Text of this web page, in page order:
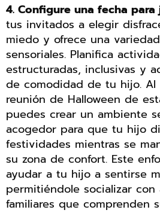
4. Configure una fecha para
tus invitados a elegir
miedo y ofrece una
sensoriales. Planifica
estructuradas, inclusivas y
de comodidad de tu hijo. Al
reunión de Halloween de
puedes crear un ambiente
acogedor para que tu hijo
festividades mientras se
su zona de confort. Este
ayudar a tu hijo a sentirse
permitiéndole socializar con
familiares que comprenden